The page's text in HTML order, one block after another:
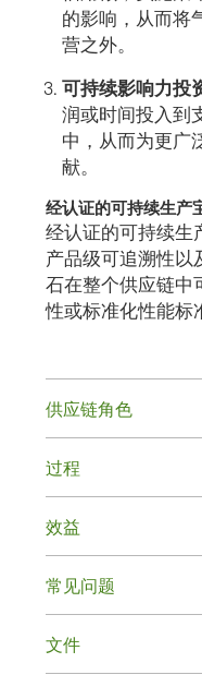
的影响，从而将
营之外。
可持续影响力投
润或时间投入到
中，从而为更广
献。
经认证的可持续生产
经认证的可持续生
产品级可追溯性以
石在整个供应链中
性或标准化性能标
供应链角色
过程
效益
常见问题
文件